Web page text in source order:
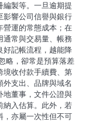
編製等。一旦逾期提
影響公司信譽與銀行
營運的常態成本；在
通常與交易量、帳務
好記帳流程，越能降
略，卻常是預算落差
境收付款手續費、第
支出、品牌與域名
地董事，文件公證與
納入估算。此外，若
，亦屬一次性但不可